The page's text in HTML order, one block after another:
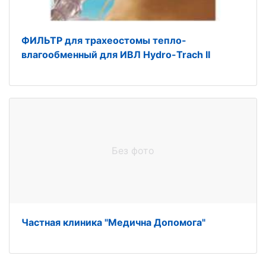
ФИЛЬТР для трахеостомы тепло-
влагообменный для ИВЛ Hydro-Trach ІІ
Без фото
Частная клиника "Медична Допомога"